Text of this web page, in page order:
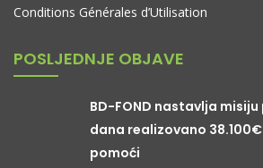
Conditions Générales d’Utilisation
POSLJEDNJE OBJAVE
BD-FOND nastavlja
dana realizovano
pomoći